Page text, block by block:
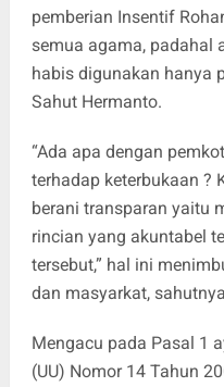
pemberian Insentif
semua agama, padahal
habis digunakan hanya
Sahut Hermanto.
“Ada apa dengan
terhadap keterbukaan ?
berani transparan yaitu
rincian yang akuntabel
tersebut,” hal ini
dan masyarkat,
Mengacu pada Pasal 1
(UU) Nomor 14 Tahun